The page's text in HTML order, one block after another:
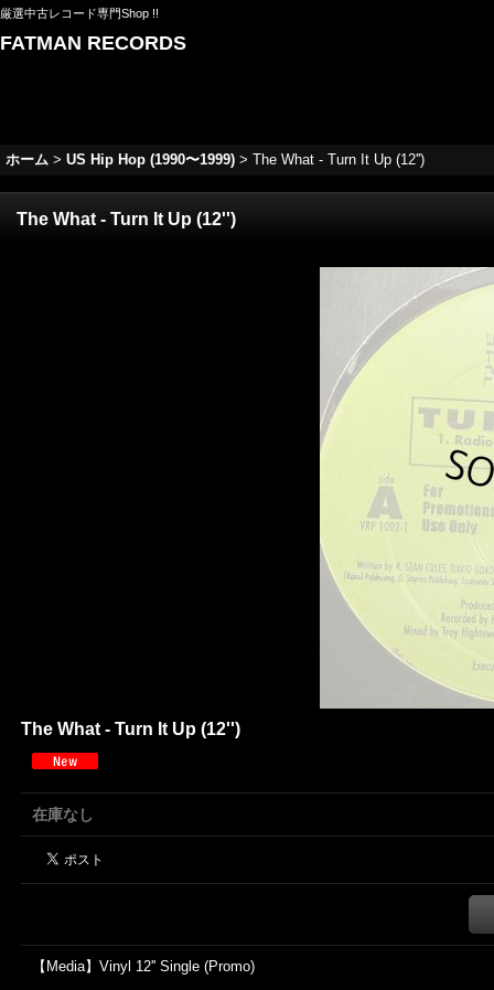
厳選中古レコード専門Shop !!
FATMAN RECORDS
ホーム > US Hip Hop (1990〜1999) > The What - Turn It Up (12'')
The What - Turn It Up (12'')
The What - Turn It Up (12'')
在庫なし
【Media】Vinyl 12'' Single (Promo)